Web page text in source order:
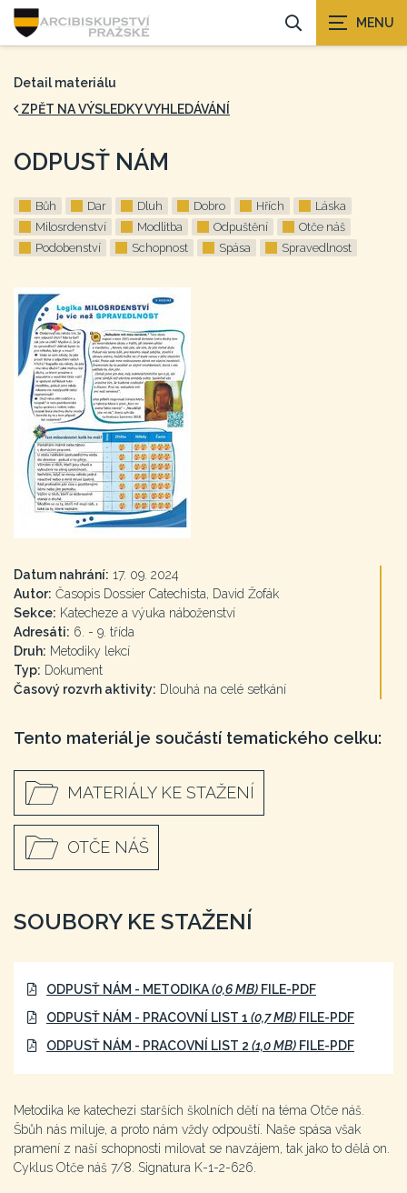
Detail materiálu
ZPĚT NA VÝSLEDKY VYHLEDÁVÁNÍ
ODPUSŤ NÁM
Bůh Dar Dluh Dobro Hřích
Láska
Milosrdenství
Modlitba Odpuštění
Otče náš
Podobenství
Schopnost Spása Spravedlnost
Datum nahrání: 17. 09. 2024
Autor: Časopis Dossier Catechista, David Žofák
Sekce: Katecheze a výuka náboženství
Adresáti: 6. - 9. třída
Druh: Metodiky lekcí
Typ: Dokument
Časový rozvrh aktivity: Dlouhá na celé setkání
Tento materiál je součástí tematického celku:
MATERIÁLY KE STAŽENÍ
OTČE NÁŠ
SOUBORY KE STAŽENÍ
ODPUSŤ NÁM - METODIKA(0,6 MB) FILE-PDF
ODPUSŤ NÁM - PRACOVNÍ LIST 1 (0,7 MB) FILE-PDF
ODPUSŤ NÁM - PRACOVNÍ LIST 2 (1,0 MB) FILE-PDF
Metodika ke katechezi starších školních dětí na téma Otče náš.
Šbůh nás miluje, a proto nám vždy odpouští. Naše spása však
pramení z naší schopnosti milovat se navzájem, tak jako to dělá on.
Cyklus Otče náš 7/8. Signatura K-1-2-626.